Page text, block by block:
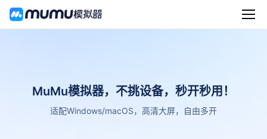
MuMu模拟器，不挑设备，秒开秒用！
适配Windows/macOS，高清大屏，自由多开